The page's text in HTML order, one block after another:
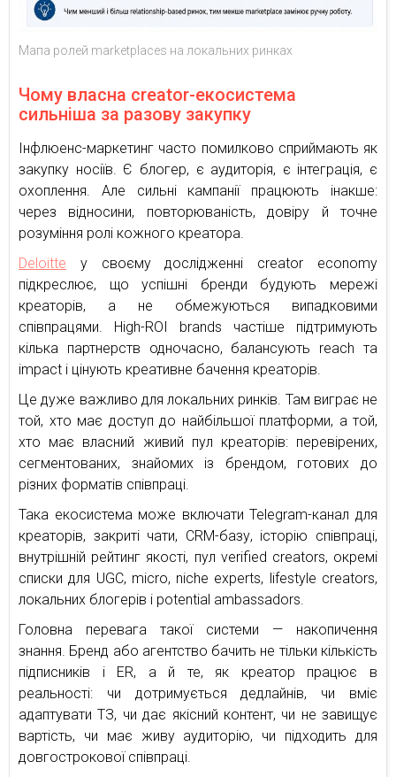
Мапа ролей marketplaces на локальних ринках
Чому власна creator-екосистема
сильніша за разову закупку
Інфлюенс-маркетинг часто помилково сприймають як
закупку носіїв. Є блогер, є аудиторія, є інтеграція, є
охоплення. Але сильні кампанії працюють інакше:
через відносини, повторюваність, довіру й точне
розуміння ролі кожного креатора.
Deloitte у своєму дослідженні creator economy
підкреслює, що успішні бренди будують мережі
креаторів, а не обмежуються випадковими
співпрацями. High-ROI brands частіше підтримують
кілька партнерств одночасно, балансують reach та
impact і цінують креативне бачення креаторів.
Це дуже важливо для локальних ринків. Там виграє не
той, хто має доступ до найбільшої платформи, а той,
хто має власний живий пул креаторів: перевірених,
сегментованих, знайомих із брендом, готових до
різних форматів співпраці.
Така екосистема може включати Telegram-канал для
креаторів, закриті чати, CRM-базу, історію співпраці,
внутрішній рейтинг якості, пул verified creators, окремі
списки для UGC, micro, niche experts, lifestyle creators,
локальних блогерів і potential ambassadors.
Головна перевага такої системи — накопичення
знання. Бренд або агентство бачить не тільки кількість
підписників і ER, а й те, як креатор працює в
реальності: чи дотримується дедлайнів, чи вміє
адаптувати ТЗ, чи дає якісний контент, чи не завищує
вартість, чи має живу аудиторію, чи підходить для
довгострокової співпраці.